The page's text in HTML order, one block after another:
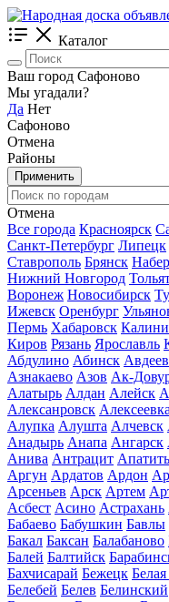
Каталог
Ваш город Сафоново
Мы угадали?
Да Нет
Сафоново
Отмена
Районы
Применить
Отмена
Все города Красноярск
Санкт-Петербург Липецк
Ставрополь Брянск
Нижний Новгород
Воронеж Новосибирск
Ижевск Оренбург
Пермь Хабаровск
Киров Рязань Ярославль
Абдулино Абинск
Азнакаево Азов Ак-
Алатырь Алдан Алейск
Алексанровск Алексеевка
Алупка Алушта Алчевск
Анадырь Анапа Ангарск
Анива Антрацит
Аргун Ардатов Ардон
Арсеньев Арск Артем
Асбест Асино Астрахань
Бабаево Бабушкин Бавлы
Бакал Баксан Балабаново
Балей Балтийск
Бахчисарай Бежецк
Белебей Белев Белинский